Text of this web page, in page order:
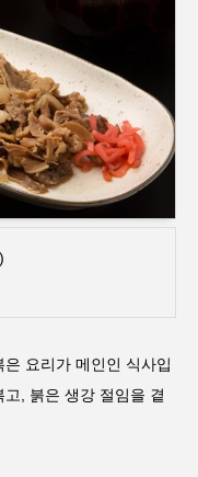
요리가 메인인 식사입
, 붉은 생강 절임을 곁